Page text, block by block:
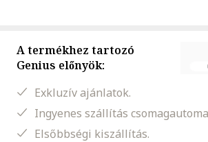
A termékhez tartozó
Genius előnyök:
Exkluzív ajánlatok.
Ingyenes szállítás
Elsőbbségi kiszállítás.